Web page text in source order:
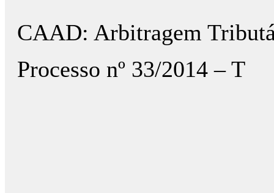
CAAD: Arbitragem
Processo nº 33/2014 – T